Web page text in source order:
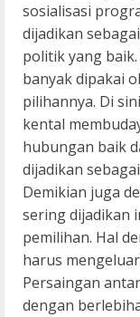
sosialisasi
dijadikan
politik yang
banyak dipakai
pilihannya. Di
kental
hubungan baik
dijadikan
Demikian juga
sering dijadikan
pemilihan. Hal
harus
Persaingan
dengan